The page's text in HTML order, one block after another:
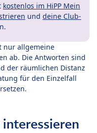
kostenlos im HiPP Mein
und deine Club-
nur allgemeine
ab. Die Antworten sind
der räumlichen Distanz
für den Einzelfall
interessieren